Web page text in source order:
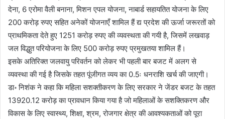
देना, 6 एरोमा वैली बनाना, मिशन एपल योजना, नाबार्ड सहायतित योजना के लिए
200 करोड़ रुपए सहित अनेकों योजनाएँ शामिल हैं द्य प्रदेश की ऊर्जा जरूरतों को
प्राथमिकता देते हुए 1251 करोड़ रुपए की व्यवस्थता की गयी है, जिसमें लखवाड़
जल विद्धुत परियोजना के लिए 500 करोड़ रुपए प्रमुखतया शामिल हैं।
इसके अतिरिक्त जलवायु परिवर्तन को लेकर भी पहली बार बजट में अलग से
व्यवस्था की गई है जिसके तहत पूंजीगत व्यय का 0.5ः धनराशि खर्च की जाएगी।
डा॰ निशंक ने कहा कि महिला सशक्तीकरण के लिए सरकार ने जेंडर बजट के तहत
13920.12 करोड़ का प्रावधान किया गया है जो महिलाओं के सशक्तिकरण और
विकास के लिए स्वास्थ्य, शिक्षा, श्रम, रोजगार क्षेत्र की आवश्यकताओं को पूरा